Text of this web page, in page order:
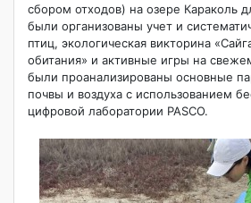
сбором отходов) на озере Караколь
были организованы учет и
птиц, экологическая викторина
обитания» и активные игры на
были проанализированы основные
почвы и воздуха с использованием
цифровой лаборатории PASCO.